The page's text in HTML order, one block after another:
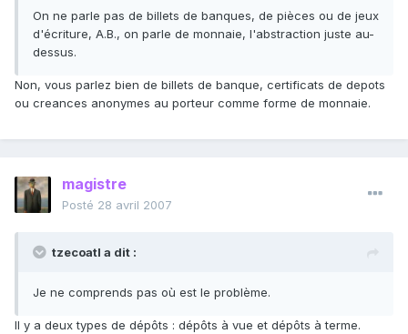
On ne parle pas de billets de banques, de pièces ou de jeux
d'écriture, A.B., on parle de monnaie, l'abstraction juste au-
dessus.
Non, vous parlez bien de billets de banque, certificats de depots
ou creances anonymes au porteur comme forme de monnaie.
magistre
Posté 28 avril 2007
tzecoatl a dit :
Je ne comprends pas où est le problème.
Il y a deux types de dépôts : dépôts à vue et dépôts à terme.